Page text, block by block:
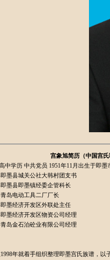
历（中国宫氏联谊总会
中学历 中共党员 1951年11月出生于即墨
墨县城关公社大韩村团支书
墨县即墨镇经委企管科长
岛电动工具二厂厂长
墨经济开发区外联处主任
墨经济开发区物资公司经理
岛金石泊砼业有限公司经理
年就着手组织整理即墨宫氏族谱，